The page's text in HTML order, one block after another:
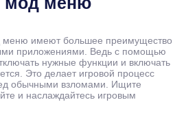
имеют большее преимущество
приложениями. Ведь с помощью
нужные функции и включать
Это делает игровой процесс
обычными взломами. Ищите
и наслаждайтесь игровым